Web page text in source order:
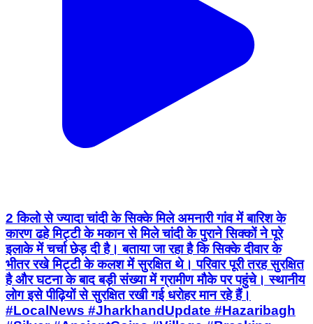
2 किलो से ज्यादा चांदी के सिक्के मिले अमनारी गांव में बारिश के
कारण ढहे मिट्टी के मकान से मिले चांदी के पुराने सिक्कों ने पूरे
इलाके में चर्चा छेड़ दी है। बताया जा रहा है कि सिक्के दीवार के
भीतर रखे मिट्टी के कलश में सुरक्षित थे। परिवार पूरी तरह सुरक्षित
है और घटना के बाद बड़ी संख्या में ग्रामीण मौके पर पहुंचे। स्थानीय
लोग इसे पीढ़ियों से सुरक्षित रखी गई धरोहर मान रहे हैं।
#LocalNews #JharkhandUpdate #Hazaribagh